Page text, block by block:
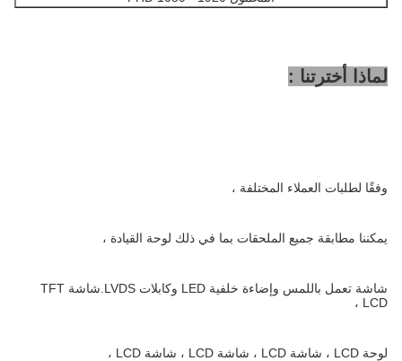
لماذا أخترتنا :
وفقًا لطلبات العملاء المختلفة ،
يمكننا مطابقة جميع الملحقات بما في ذلك لوحة القيادة ،
شاشة تعمل باللمس وإضاءة خلفية LED وكابلات LVDS.شاشة TFT
LCD ،
لوحة LCD ، شاشة LCD ، شاشة LCD ، شاشة LCD ،